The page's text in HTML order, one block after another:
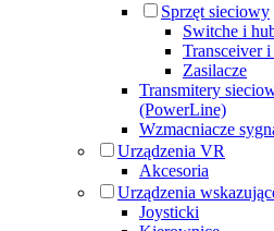
Sprzęt sieciowy
Switche i
Transceiver
Zasilacze
Transmitery
(PowerLine)
Wzmacniacze
Urządzenia VR
Akcesoria
Urządzenia
Joysticki